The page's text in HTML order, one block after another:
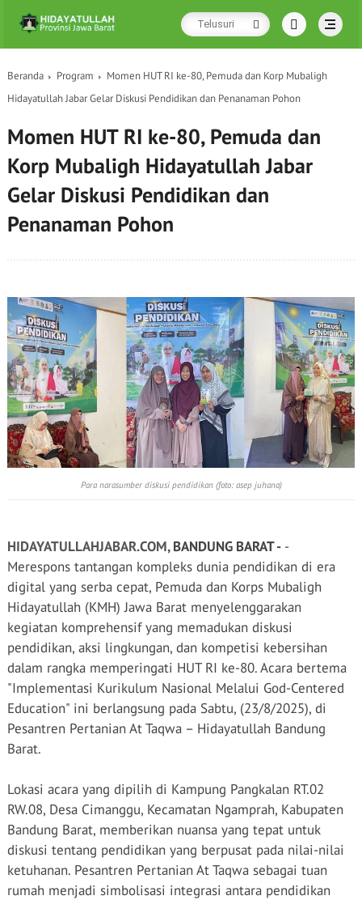
Beranda Program
Momen HUT RI ke-80, Pemuda dan Korp Mubaligh
Hidayatullah Jabar Gelar Diskusi Pendidikan dan Penanaman Pohon
Momen HUT RI ke-80, Pemuda dan
Korp Mubaligh Hidayatullah Jabar
Gelar Diskusi Pendidikan dan
Penanaman Pohon
Para narasumber diskusi pendidikan (foto: asep juhana)
HIDAYATULLAHJABAR.COM,BANDUNG BARAT --
Merespons tantangan kompleks dunia pendidikan di era
digital yang serba cepat, Pemuda dan Korps Mubaligh
Hidayatullah (KMH) Jawa Barat menyelenggarakan
kegiatan komprehensif yang memadukan diskusi
pendidikan, aksi lingkungan, dan kompetisi kebersihan
dalam rangka memperingati HUT RI ke-80. Acara bertema
"Implementasi Kurikulum Nasional Melalui God-Centered
Education" ini berlangsung pada Sabtu, (23/8/2025), di
Pesantren Pertanian At Taqwa – Hidayatullah Bandung
Barat.
Lokasi acara yang dipilih di Kampung Pangkalan RT.02
RW.08, Desa Cimanggu, Kecamatan Ngamprah, Kabupaten
Bandung Barat, memberikan nuansa yang tepat untuk
diskusi tentang pendidikan yang berpusat pada nilai-nilai
ketuhanan. Pesantren Pertanian At Taqwa sebagai tuan
rumah menjadi simbolisasi integrasi antara pendidikan